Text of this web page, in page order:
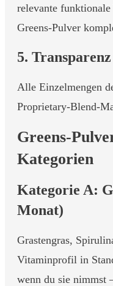
relevante
Greens-Pulver
5.
Alle Einzelmengen
Proprietary-Blend-
Greens-
Kategorien
Kategorie A:
Monat)
Grastengras,
Vitaminprofil in
wenn du sie nimmst